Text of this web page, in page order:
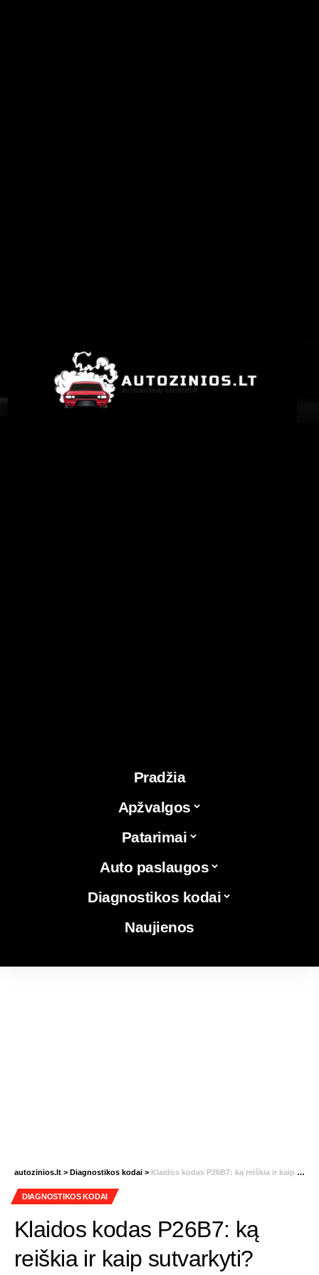
Pradžia
Apžvalgos
Patarimai
Auto paslaugos
Diagnostikos kodai
Naujienos
autozinios.lt > Diagnostikos kodai > Klaidos kodas P26B7: ką reiškia ir kaip sutvarkyti?
DIAGNOSTIKOS KODAI
Klaidos kodas P26B7: ką
reiškia ir kaip sutvarkyti?